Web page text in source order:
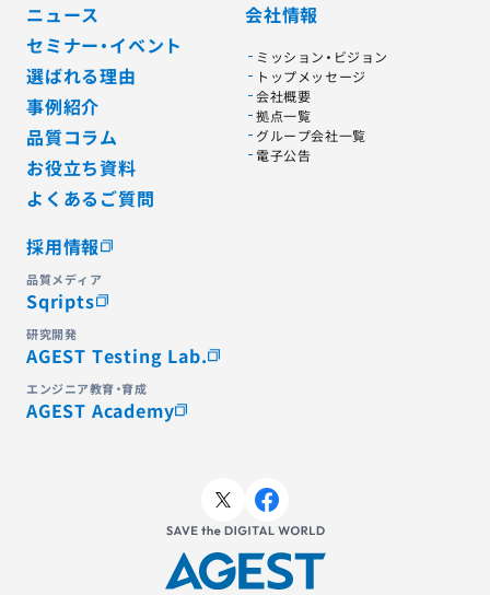
ニュース
セミナー・イベント
選ばれる理由
事例紹介
品質コラム
お役立ち資料
よくあるご質問
会社情報
ミッション・ビジョン
トップメッセージ
会社概要
拠点一覧
グループ会社一覧
電子公告
採用情報
品質メディア
Sqripts
研究開発
AGEST Testing Lab.
エンジニア教育・育成
AGEST Academy